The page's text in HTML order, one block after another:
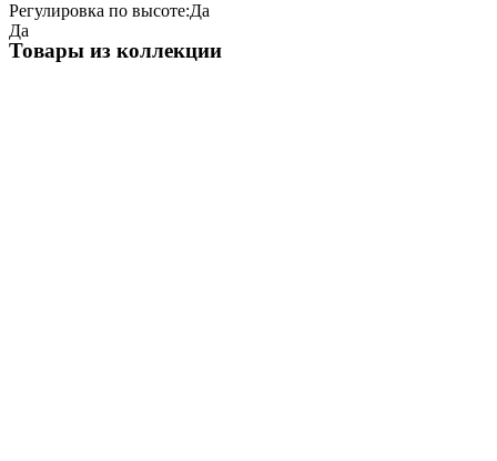
Регулировка по высоте:Да
Да
Товары из коллекции